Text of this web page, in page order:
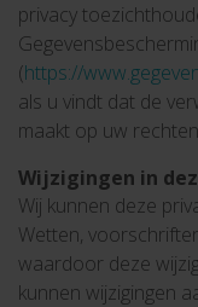
privacy
(https://
als u vindt dat de
maakt op uw
Wijzigingen in
Wij kunnen deze
Wetten,
waardoor deze
kunnen wijzigingen